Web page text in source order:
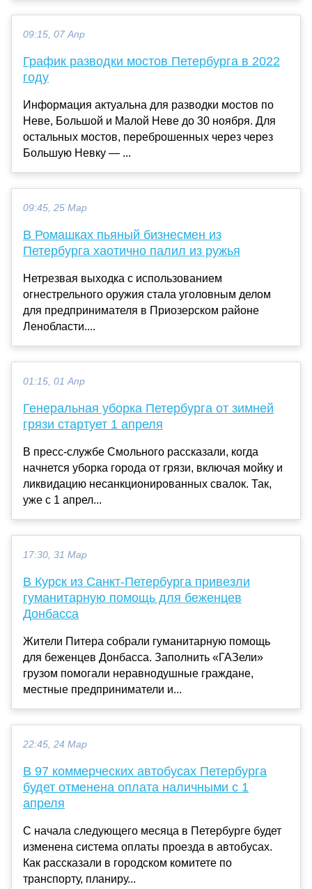
09:15, 07 Апр
График разводки мостов Петербурга в 2022
году
Информация актуальна для разводки мостов по
Неве, Большой и Малой Неве до 30 ноября. Для
остальных мостов, переброшенных через через
Большую Невку — ...
09:45, 25 Мар
В Ромашках пьяный бизнесмен из
Петербурга хаотично палил из ружья
Нетрезвая выходка с использованием
огнестрельного оружия стала уголовным делом
для предпринимателя в Приозерском районе
Ленобласти....
01:15, 01 Апр
Генеральная уборка Петербурга от зимней
грязи стартует 1 апреля
В пресс-службе Смольного рассказали, когда
начнется уборка города от грязи, включая мойку и
ликвидацию несанкционированных свалок. Так,
уже с 1 апрел...
17:30, 31 Мар
В Курск из Санкт-Петербурга привезли
гуманитарную помощь для беженцев
Донбасса
Жители Питера собрали гуманитарную помощь
для беженцев Донбасса. Заполнить «ГАЗели»
грузом помогали неравнодушные граждане,
местные предприниматели и...
22:45, 24 Мар
В 97 коммерческих автобусах Петербурга
будет отменена оплата наличными с 1
апреля
С начала следующего месяца в Петербурге будет
изменена система оплаты проезда в автобусах.
Как рассказали в городском комитете по
транспорту, планиру...